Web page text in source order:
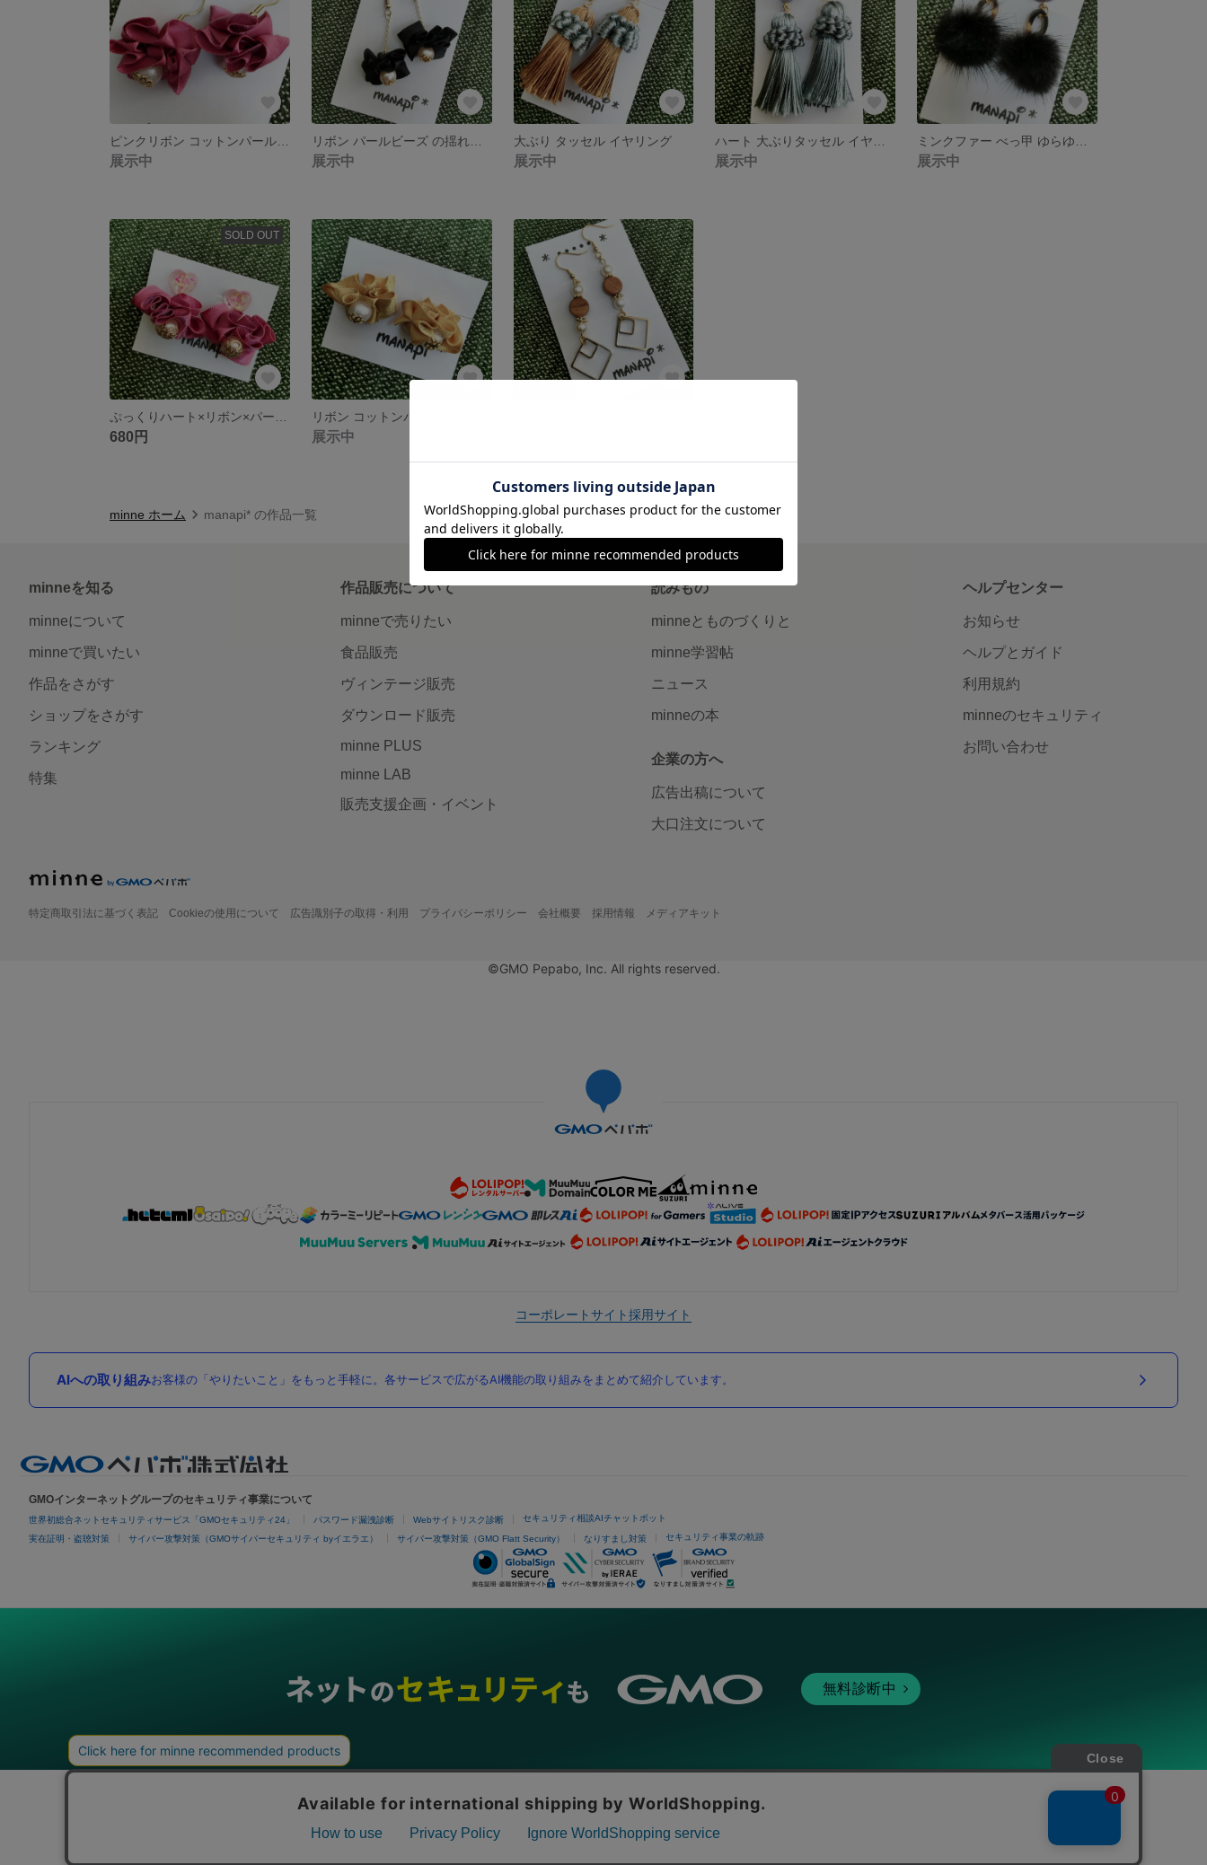
展示中
リボン パールビーズ の揺れる ピアス
展示中
大ぶり タッセル イヤリング
展示中 展示中 展示中
SOLD OUT
680円 展示中
minne ホーム manapi* の作品一覧
minneを知る
minneについて
minneで買いたい
作品をさがす
ショップをさがす
ランキング
特集
作品販売について
minneで売りたい
食品販売
ヴィンテージ販売
ダウンロード販売
minne PLUS
minne LAB
販売支援企画・イベント
読みもの
minneとものづくりと
minne学習帖
ニュース
minneの本
企業の方へ
広告出稿について
大口注文について
ヘルプセンター
お知らせ
ヘルプとガイド
利用規約
minneのセキュリティ
お問い合わせ
特定商取引法に基づく表記 Cookieの使用について 広告識別子の取得・利用 プライバシーポリシー 会社概要 採用情報 メディアキット
©GMO Pepabo, Inc. All rights reserved.
コーポレートサイト採用サイト
AIへの取り組みお客様の「やりたいこと」をもっと手軽に。各サービスで広がるAI機能の取り組みをまとめて紹介しています。
GMOインターネットグループのセキュリティ事業について
世界初総合ネットセキュリティサービス「GMOセキュリティ24」 パスワード漏洩診断 Webサイトリスク診断 セキュリティ相談AIチャットボット
実在証明・盗聴対策 サイバー攻撃対策（GMOサイバーセキュリティ byイエラエ） サイバー攻撃対策（GMO Flatt Security） なりすまし対策 セキュリティ事業の軌跡
無料診断中
セキュリティ マーケティング支援 リサーチ